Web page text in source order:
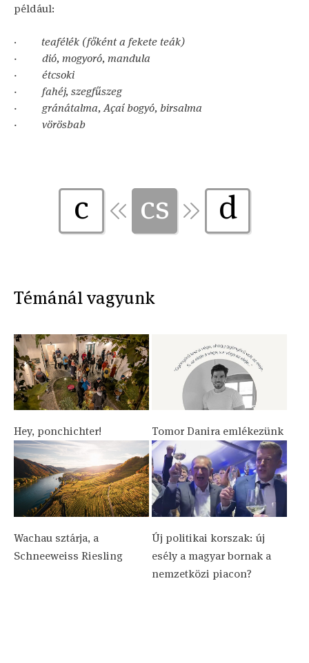
például:
·
teafélék (főként a fekete teák)
· dió, mogyoró, mandula
· étcsoki
· fahéj, szegfűszeg
· gránátalma, Açaí bogyó, birsalma
· vörösbab
c cs d
Témánál vagyunk
Hey, ponchichter! Tomor Danira emlékezünk
Wachau sztárja, a
Schneeweiss Riesling
Új politikai korszak: új
esély a magyar bornak a
nemzetközi piacon?